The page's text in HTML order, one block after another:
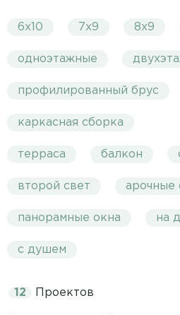
6х10 7х9 8х9
одноэтажные
профилированный брус
каркасная сборка
терраса балкон
второй свет арочные
панорамные окна на
с душем
12 Проектов